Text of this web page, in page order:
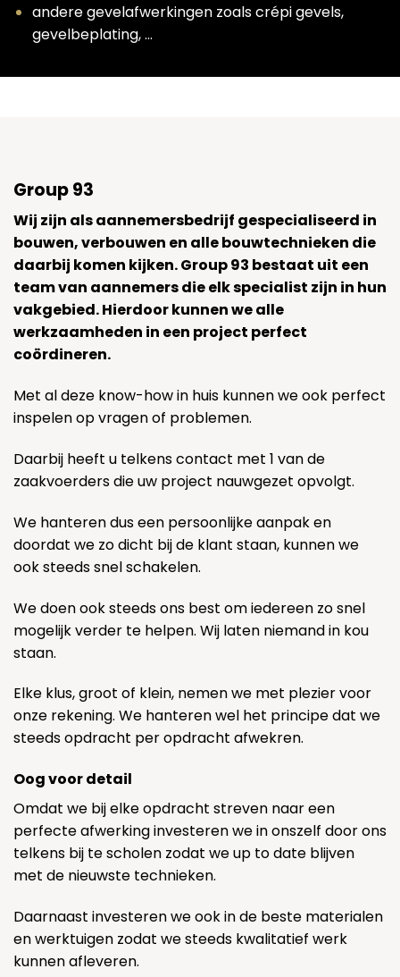
andere gevelafwerkingen zoals crépi gevels,
gevelbeplating, …
Group 93
Wij zijn als aannemersbedrijf gespecialiseerd in
bouwen, verbouwen en alle bouwtechnieken die
daarbij komen kijken. Group 93 bestaat uit een
team van aannemers die elk specialist zijn in hun
vakgebied. Hierdoor kunnen we alle
werkzaamheden in een project perfect
coördineren.
Met al deze know-how in huis kunnen we ook perfect
inspelen op vragen of problemen.
Daarbij heeft u telkens contact met 1 van de
zaakvoerders die uw project nauwgezet opvolgt.
We hanteren dus een persoonlijke aanpak en
doordat we zo dicht bij de klant staan, kunnen we
ook steeds snel schakelen.
We doen ook steeds ons best om iedereen zo snel
mogelijk verder te helpen. Wij laten niemand in kou
staan.
Elke klus, groot of klein, nemen we met plezier voor
onze rekening. We hanteren wel het principe dat we
steeds opdracht per opdracht afwekren.
Oog voor detail
Omdat we bij elke opdracht streven naar een
perfecte afwerking investeren we in onszelf door ons
telkens bij te scholen zodat we up to date blijven
met de nieuwste technieken.
Daarnaast investeren we ook in de beste materialen
en werktuigen zodat we steeds kwalitatief werk
kunnen afleveren.